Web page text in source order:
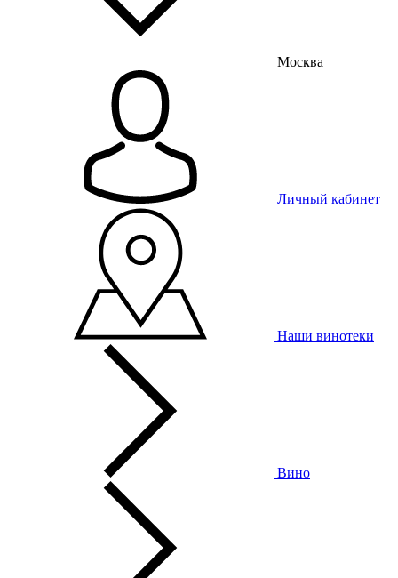
Москва
Личный кабинет
Наши винотеки
Вино